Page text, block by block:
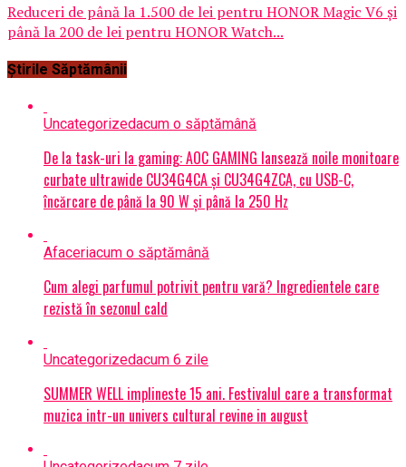
Reduceri de până la 1.500 de lei pentru HONOR Magic V6 și
până la 200 de lei pentru HONOR Watch...
Știrile Săptămânii
Uncategorizedacum o săptămână
De la task-uri la gaming: AOC GAMING lansează noile monitoare
curbate ultrawide CU34G4CA și CU34G4ZCA, cu USB-C,
încărcare de până la 90 W și până la 250 Hz
Afaceriacum o săptămână
Cum alegi parfumul potrivit pentru vară? Ingredientele care
rezistă în sezonul cald
Uncategorizedacum 6 zile
SUMMER WELL implineste 15 ani. Festivalul care a transformat
muzica intr-un univers cultural revine in august